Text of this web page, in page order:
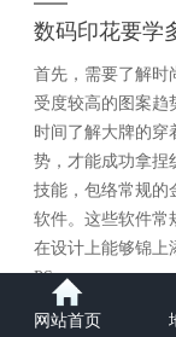
数码印花要学
首先，需要了解时
受度较高的图案趋
时间了解大牌的穿
势，才能成功拿捏
技能，包络常规的
软件。这些软件常
在设计上能够锦上
PS。
网站首页